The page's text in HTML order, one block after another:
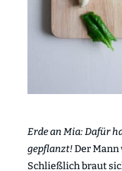
Erde an Mia: Dafür
gepflanzt!Der Mann
Schließlich braut